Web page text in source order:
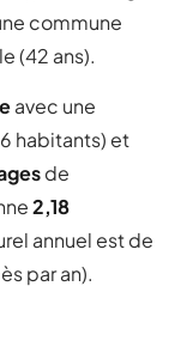
commune
(42 ans).
avec une
habitants) et
de
2,18
annuel est de
par an).